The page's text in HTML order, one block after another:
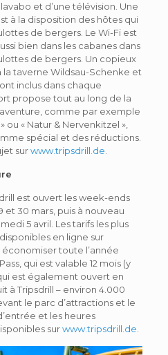
et d’une télévision. Une
à la disposition des hôtes qui
de bergers. Le Wi-Fi est
bien dans les cabanes dans
de bergers. Un copieux
taverne Wildsau-Schenke et
inclus dans chaque
propose tout au long de la
comme par exemple
ou « Natur & Nervenkitzel »,
spécial et des réductions.
surwww.tripsdrill.de.
est ouvert les week-ends
et 30 mars, puis à nouveau
5 avril. Les tarifs les plus
en ligne sur
économiser toute l’année
qui est valable 12 mois (y
est également ouvert en
à Tripsdrill – environ 4.000
le parc d’attractions et le
et les heures
surwww.tripsdrill.de.